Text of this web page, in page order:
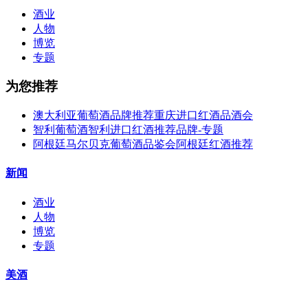
酒业
人物
博览
专题
为您推荐
澳大利亚葡萄酒品牌推荐重庆进口红酒品酒会
智利葡萄酒智利进口红酒推荐品牌-专题
阿根廷马尔贝克葡萄酒品鉴会阿根廷红酒推荐
新闻
酒业
人物
博览
专题
美酒